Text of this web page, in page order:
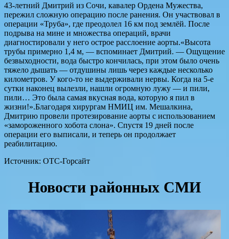
43-летний Дмитрий из Сочи, кавалер Ордена Мужества,
пережил сложную операцию после ранения. Он участвовал в
операции «Труба», где преодолел 16 км под землёй. После
подрыва на мине и множества операций, врачи
диагностировали у него острое расслоение аорты.«Высота
трубы примерно 1,4 м, — вспоминает Дмитрий. — Ощущение
безвыходности, вода быстро кончилась, при этом было очень
тяжело дышать — отдушины лишь через каждые несколько
километров. У кого-то не выдерживали нервы. Когда на 5-е
сутки наконец вылезли, нашли огромную лужу — и пили,
пили… Это была самая вкусная вода, которую я пил в
жизни!».Благодаря хирургам НМИЦ им. Мешалкина,
Дмитрию провели протезирование аорты с использованием
«замороженного хобота слона». Спустя 19 дней после
операции его выписали, и теперь он продолжает
реабилитацию.
Источник: ОТС-Горсайт